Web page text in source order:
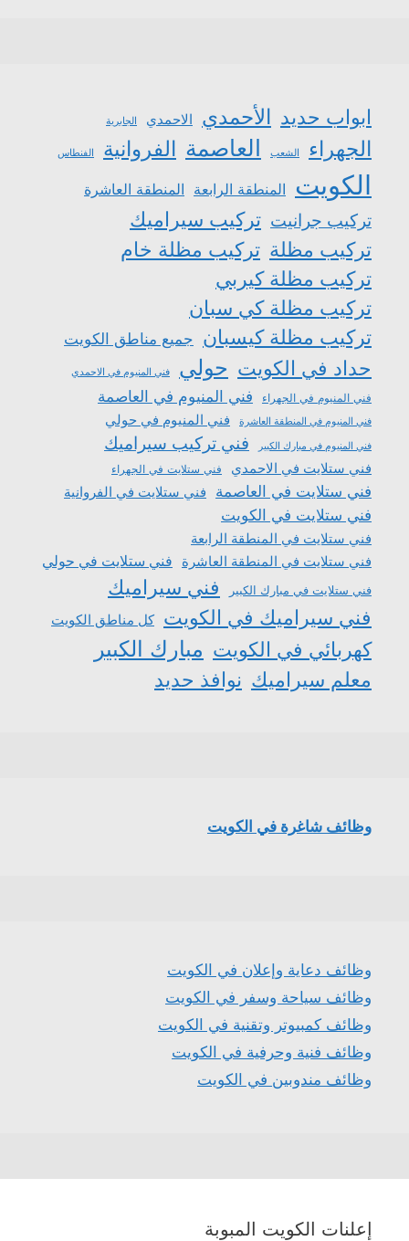
ابواب حديد الأحمدي الاحمدي الجابرية
الجهراء الشعب العاصمة الفروانية الفنطاس
الكويت المنطقة الرابعة المنطقة العاشرة
تركيب جرانيت تركيب سيراميك
تركيب مظلة تركيب مظلة خام
تركيب مظلة كيربي
تركيب مظلة كي سبان
تركيب مظلة كيسبان جميع مناطق الكويت
حداد في الكويت حولي فني المنيوم في الاحمدي
فني المنيوم في الجهراء فني المنيوم في العاصمة
فني المنيوم في المنطقة العاشرة فني المنيوم في حولي
فني المنيوم في مبارك الكبير فني تركيب سيراميك
فني ستلايت في الاحمدي فني ستلايت في الجهراء
فني ستلايت في العاصمة فني ستلايت في الفروانية
فني ستلايت في الكويت
فني ستلايت في المنطقة الرابعة
فني ستلايت في المنطقة العاشرة فني ستلايت في حولي
فني ستلايت في مبارك الكبير
فني سيراميك
فني سيراميك في الكويت
كل مناطق الكويت
كهربائي في الكويت مبارك الكبير
معلم سيراميك نوافذ حديد
وظائف شاغرة في الكويت
وظائف دعاية وإعلان في الكويت
وظائف سياحة وسفر في الكويت
وظائف كمبيوتر وتقنية في الكويت
وظائف فنية وحرفية في الكويت
وظائف مندوبين في الكويت
إعلنات الكويت المبوبة